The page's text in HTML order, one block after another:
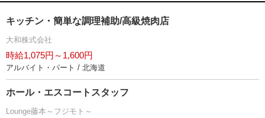
キッチン・簡単な調理補助/高級焼肉店
大和株式会社
時給1,075円～1,600円
アルバイト・パート / 北海道
ホール・エスコートスタッフ
Lounge藤本～フジモト～